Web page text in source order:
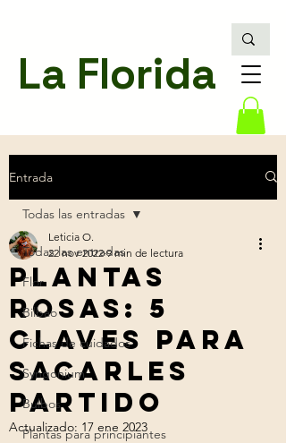
La Florida
Entrada
Todas las entradas
Flor
Bilbao
Fichas de cuidados
Syngonium
Bulbos
Plantas para principiantes
Todas las entradas
Plantas
rosas: 5
claves para
sacarles
partido
Leticia O.
22 nov 2022 9 min de lectura
Actualizado: 17 ene 2023